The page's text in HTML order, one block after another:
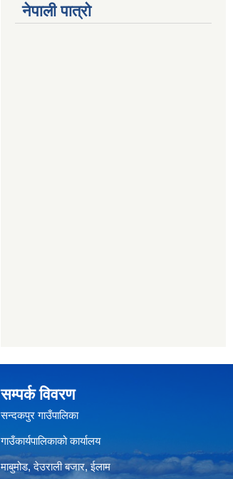
नेपाली पात्रो
सम्पर्क विवरण
सन्दकपुर गाउँपालिका
गाउँकार्यपालिकाको कार्यालय
माबुमोड, देउराली बजार, ईलाम